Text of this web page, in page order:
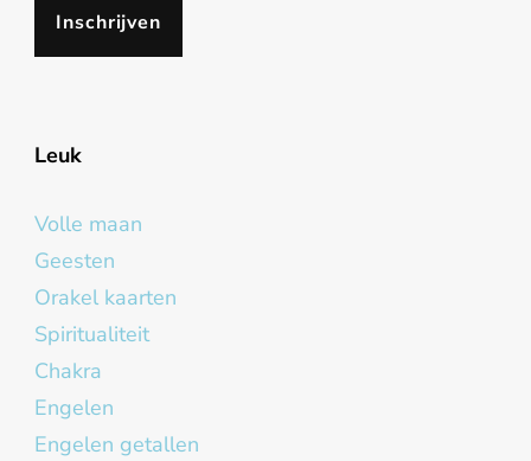
Leuk
Volle maan
Geesten
Orakel kaarten
Spiritualiteit
Chakra
Engelen
Engelen getallen